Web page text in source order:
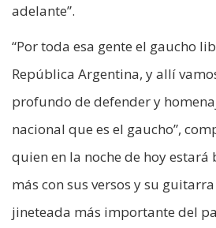
adelante”.
“Por toda esa gente el gaucho
República Argentina, y allí
profundo de defender y
nacional que es el gaucho”,
quien en la noche de hoy
más con sus versos y su
jineteada más importante del